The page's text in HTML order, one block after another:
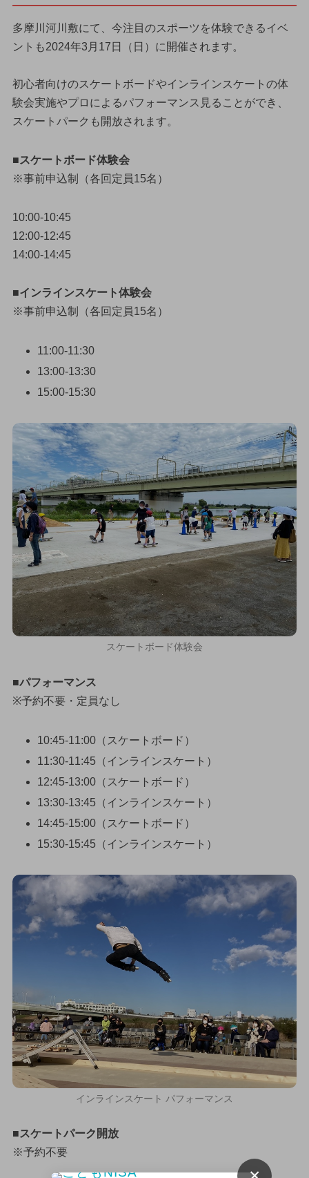
多摩川河川敷にて、今注目のスポーツを体験できるイベ
ントも2024年3月17日（日）に開催されます。
初心者向けのスケートボードやインラインスケートの体
験会実施やプロによるパフォーマンス見ることができ、
スケートパークも開放されます。
■スケートボード体験会
※事前申込制（各回定員15名）
10:00-10:45
12:00-12:45
14:00-14:45
■インラインスケート体験会
※事前申込制（各回定員15名）
11:00-11:30
13:00-13:30
15:00-15:30
スケートボード体験会
■パフォーマンス
※予約不要・定員なし
10:45-11:00（スケートボード）
11:30-11:45（インラインスケート）
12:45-13:00（スケートボード）
13:30-13:45（インラインスケート）
14:45-15:00（スケートボード）
15:30-15:45（インラインスケート）
インラインスケート パフォーマンス
■スケートパーク開放
※予約不要